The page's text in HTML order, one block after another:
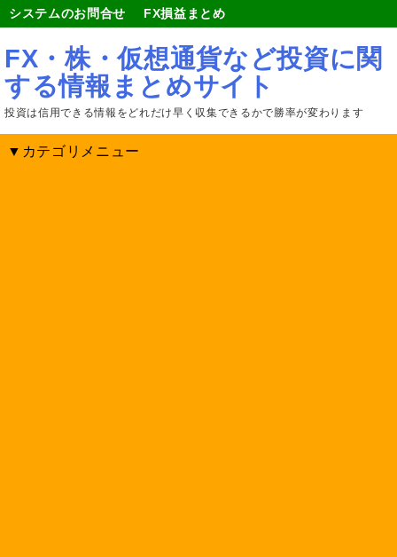
システムのお問合せ FX損益まとめ
FX・株・仮想通貨など投資に関
する情報まとめサイト
投資は信用できる情報をどれだけ早く収集できるかで勝率が変わります
▼カテゴリメニュー